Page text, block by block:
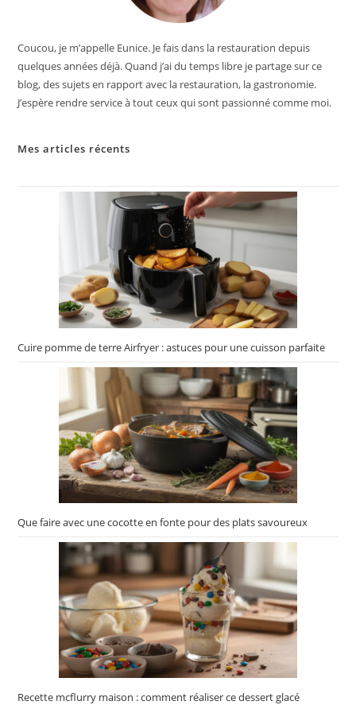
Coucou, je m’appelle Eunice. Je fais dans la restauration depuis
quelques années déjà. Quand j’ai du temps libre je partage sur ce
blog, des sujets en rapport avec la restauration, la gastronomie.
J’espère rendre service à tout ceux qui sont passionné comme moi.
Mes articles récents
Cuire pomme de terre Airfryer : astuces pour une cuisson parfaite
Que faire avec une cocotte en fonte pour des plats savoureux
Recette mcflurry maison : comment réaliser ce dessert glacé